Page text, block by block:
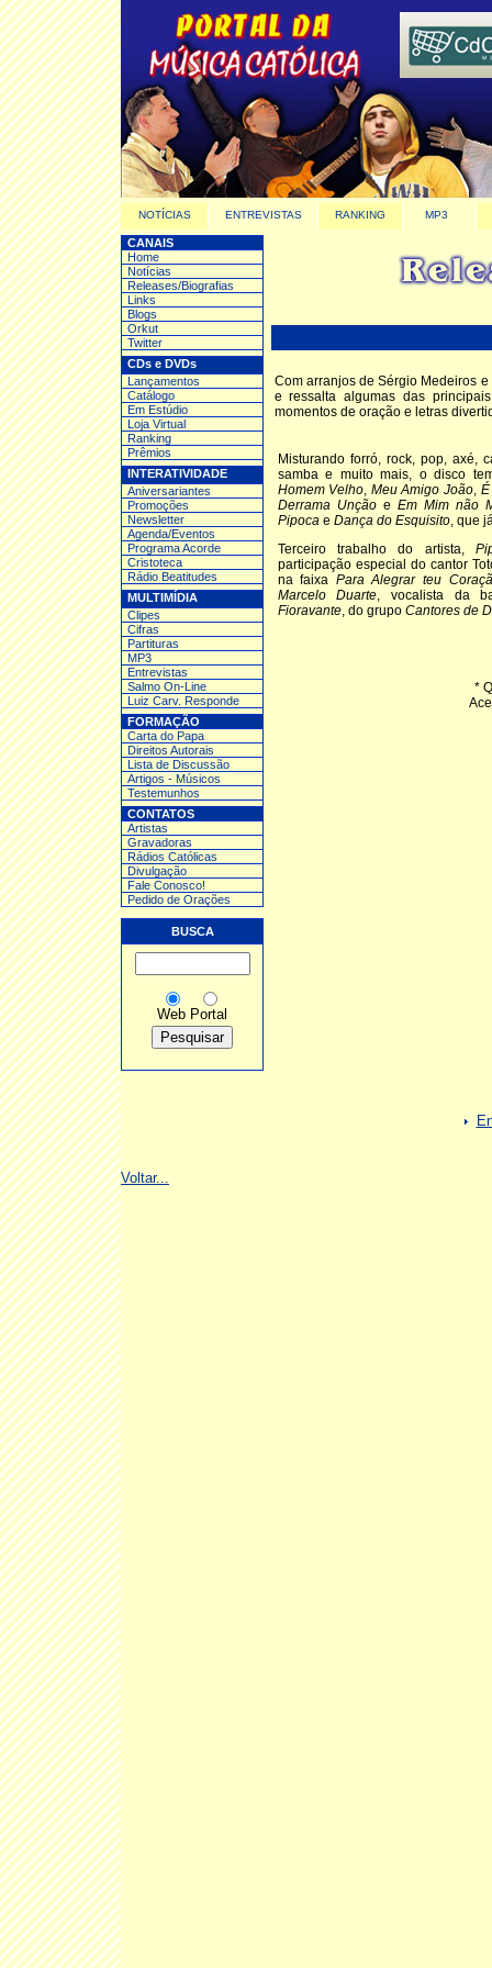
NOTÍCIAS ENTREVISTAS RANKING MP3
CANAIS
Home
Notícias
Releases/Biografias
Links
Blogs
Orkut
Twitter
CDs e DVDs
Lançamentos
Catálogo
Em Estúdio
Loja Virtual
Ranking
Prêmios
INTERATIVIDADE
Aniversariantes
Promoções
Newsletter
Agenda/Eventos
Programa Acorde
Cristoteca
Rádio Beatitudes
MULTIMÍDIA
Clipes
Cifras
Partituras
MP3
Entrevistas
Salmo On-Line
Luiz Carv. Responde
FORMAÇÃO
Carta do Papa
Direitos Autorais
Lista de Discussão
Artigos - Músicos
Testemunhos
CONTATOS
Artistas
Gravadoras
Rádios Católicas
Divulgação
Fale Conosco!
Pedido de Orações
BUSCA
Web Portal
Com arranjos de Sérgio Medeiros
e ressalta algumas das
momentos de oração e letras
Misturando forró, rock, pop, axé,
samba e muito mais, o disco
Homem Velho, Meu Amigo João,
Derrama Unçãoe Em Mim não
Pipocae Dança do Esquisito, que
Terceiro trabalho do artista,
participação especial do cantor
na faixa Para Alegrar teu
Marcelo Duarte, vocalista da
Fioravante, do grupo Cantores de
*
Voltar...